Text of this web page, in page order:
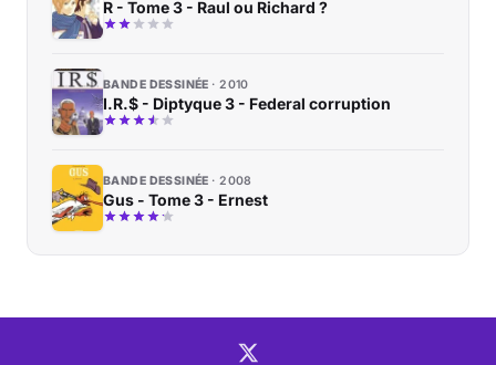
R - Tome 3 - Raul ou Richard ?
BANDE DESSINÉE 2010
I.R.$ - Diptyque 3 - Federal corruption
BANDE DESSINÉE 2008
Gus - Tome 3 - Ernest